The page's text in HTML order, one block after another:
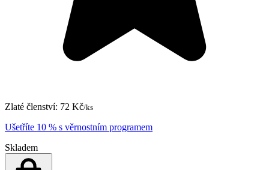
Zlaté členství: 72 Kč/ks
Ušetříte 10 % s věrnostním programem
Skladem